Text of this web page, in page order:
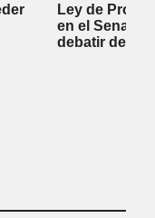
Ley de
en el Senado
debatir